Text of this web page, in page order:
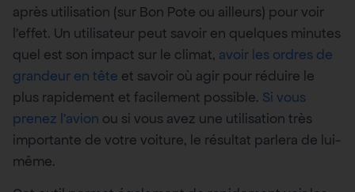
après utilisation (sur Bon Pote ou ailleurs) pour voir
l’effet. Un utilisateur peut savoir en quelques minutes
quel est son impact sur le climat, avoir les ordres de
grandeur en tête et savoir où agir pour réduire le
plus rapidement et facilement possible. Si vous
prenez l’avion ou si vous avez une utilisation très
importante de votre voiture, le résultat parlera de lui-
même.